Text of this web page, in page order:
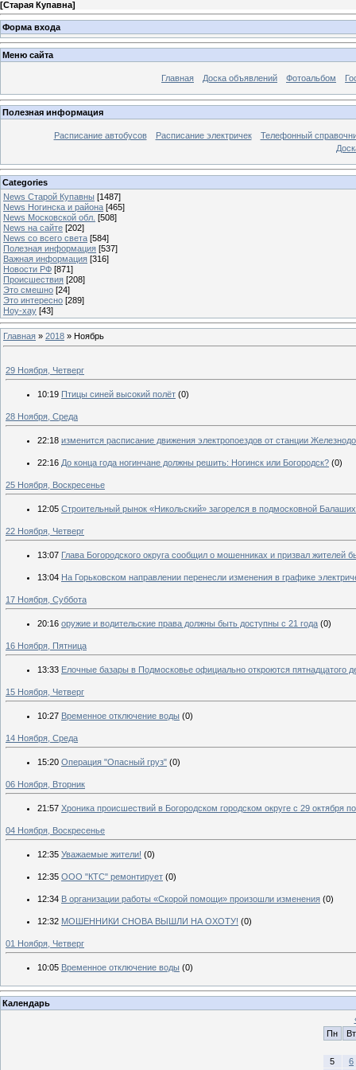
[Старая Купавна]
Форма входа
Меню сайта
Главная Доска объявлений Фотоальбом
Полезная информация
Расписание автобусов Расписание электричек
Телефонный
Categories
News Старой Купавны [1487]
News Ногинска и района [465]
News Московской обл. [508]
News на сайте [202]
News со всего света [584]
Полезная информация [537]
Важная информация [316]
Новости РФ [871]
Происшествия [208]
Это смешно [24]
Это интересно [289]
Ноу-хау [43]
Главная » 2018 » Ноябрь
29 Ноября, Четверг
10:19 Птицы синей высокий полёт (0)
28 Ноября, Среда
22:18 изменится расписание движения электропоездов от станции
22:16 До конца года ногинчане должны решить: Ногинск или Богородск? (0)
25 Ноября, Воскресенье
12:05 Строительный рынок «Никольский» загорелся в подмосковной
22 Ноября, Четверг
13:07 Глава Богородского округа сообщил о мошенниках и призвал жителей
13:04 На Горьковском направлении перенесли изменения в графике
17 Ноября, Суббота
20:16 оружие и водительские права должны быть доступны с 21 года (0)
16 Ноября, Пятница
13:33 Елочные базары в Подмосковье официально откроются пятнадцатого
15 Ноября, Четверг
10:27 Временное отключение воды (0)
14 Ноября, Среда
15:20 Операция "Опасный груз" (0)
06 Ноября, Вторник
21:57 Хроника происшествий в Богородском городском округе с 29 октября
04 Ноября, Воскресенье
12:35 Уважаемые жители! (0)
12:35 ООО "КТС" ремонтирует (0)
12:34 В организации работы «Скорой помощи» произошли изменения (0)
12:32 МОШЕННИКИ СНОВА ВЫШЛИ НА ОХОТУ! (0)
01 Ноября, Четверг
10:05 Временное отключение воды (0)
Календарь
Пн
Вт
5
6